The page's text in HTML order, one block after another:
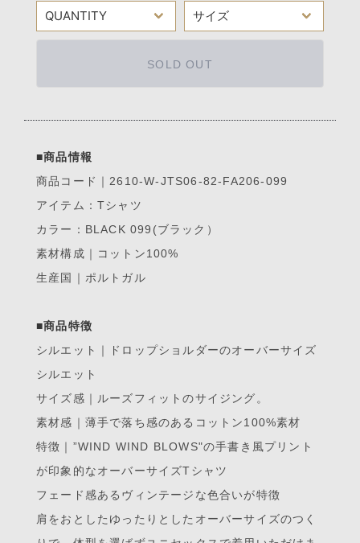
SOLD OUT
■商品情報
商品コード｜2610-W-JTS06-82-FA206-099
アイテム：Tシャツ
カラー：BLACK 099(ブラック）
素材構成｜コットン100%
生産国｜ポルトガル
■商品特徴
シルエット｜ドロップショルダーのオーバーサイズ
シルエット
サイズ感｜ルーズフィットのサイジング。
素材感｜薄手で落ち感のあるコットン100%素材
特徴｜”WIND WIND BLOWS"の手書き風プリント
が印象的なオーバーサイズTシャツ
フェード感あるヴィンテージな色合いが特徴
肩をおとしたゆったりとしたオーバーサイズのつく